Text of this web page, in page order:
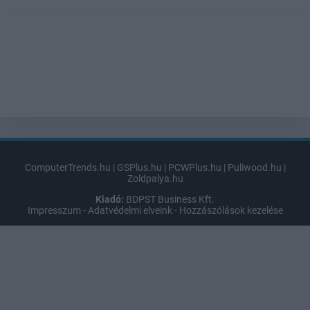
ComputerTrends.hu | GSPlus.hu | PCWPlus.hu | Puliwood.hu |
Zoldpalya.hu
Kiadó: BDPST Business Kft.
Impresszum - Adatvédelmi elveink - Hozzászólások kezelése